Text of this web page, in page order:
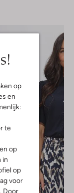
op
en
te
op
in
op
voor
Door